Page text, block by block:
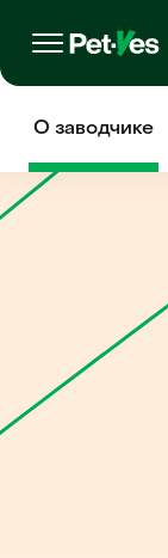
О заводчике